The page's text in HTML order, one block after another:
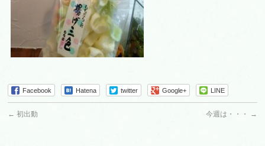
Facebook Hatena twitter Google+ LINE
← 初出動 今週は・・・ →